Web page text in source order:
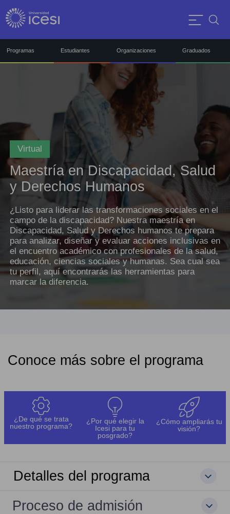
Programas Estudiantes Organizaciones Graduados
Virtual
Maestría en Discapacidad, Salud
y Derechos Humanos
¿Listo para liderar las transformaciones sociales en el
campo de la discapacidad? Nuestra maestría en
Discapacidad, Salud y Derechos humanos te prepara
para analizar, diseñar y evaluar acciones inclusivas en
el encuentro académico con profesionales de la salud,
educación, ciencias sociales y humanas. Sea cual sea
tu perfil, aquí encontrarás las herramientas para
marcar la diferencia.
Conoce más sobre el programa
¿De qué se trata
nuestro programa?
¿Por qué elegir la
Icesi para tu
posgrado?
¿Cómo ampliarás tu
visión?
Detalles del programa
Proceso de admisión